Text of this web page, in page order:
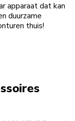
apparaat dat kan
duurzame
thuis!